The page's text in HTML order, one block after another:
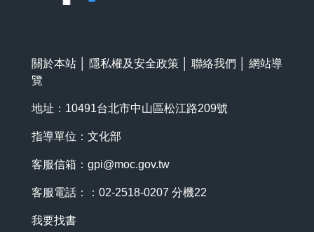
關於本站 隱私權及安全政策 聯絡我們
網站導
覽
地址：10491台北市中山區松江路209號
指導單位：文化部
客服信箱： gpi@moc.gov.tw
客服電話：：02-2518-0207 分機22
我要找書